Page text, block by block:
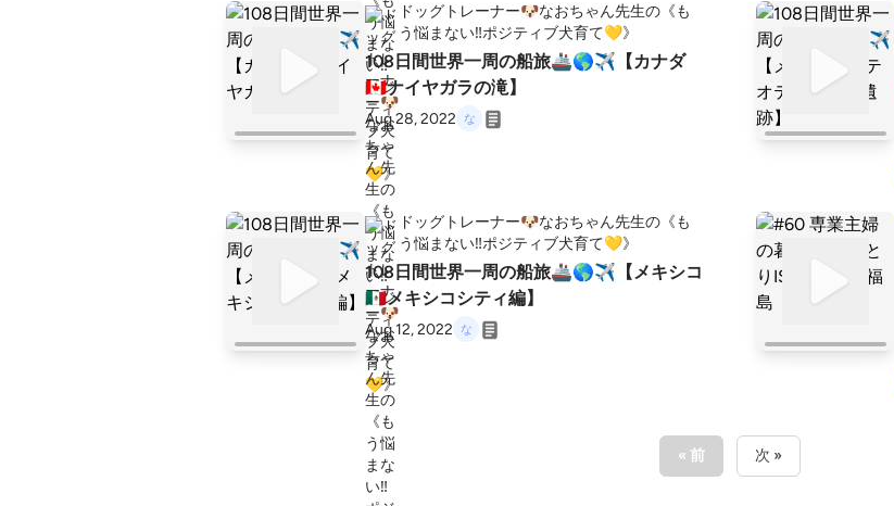
ドッグトレーナー🐶なおちゃん先生の《も
う悩まない‼️ポジティブ犬育て💛》
108日間世界一周の船旅🚢🌎✈【カナダ
🇨🇦ナイヤガラの滝】
Aug 28, 2022
ドッグトレーナー🐶なおちゃん先生の《も
う悩まない‼️ポジティブ犬育て💛》
108日間世界一周の船旅🚢🌎✈【メキシコ
🇲🇽メキシコシティ編】
Aug 12, 2022
« 前 次 »